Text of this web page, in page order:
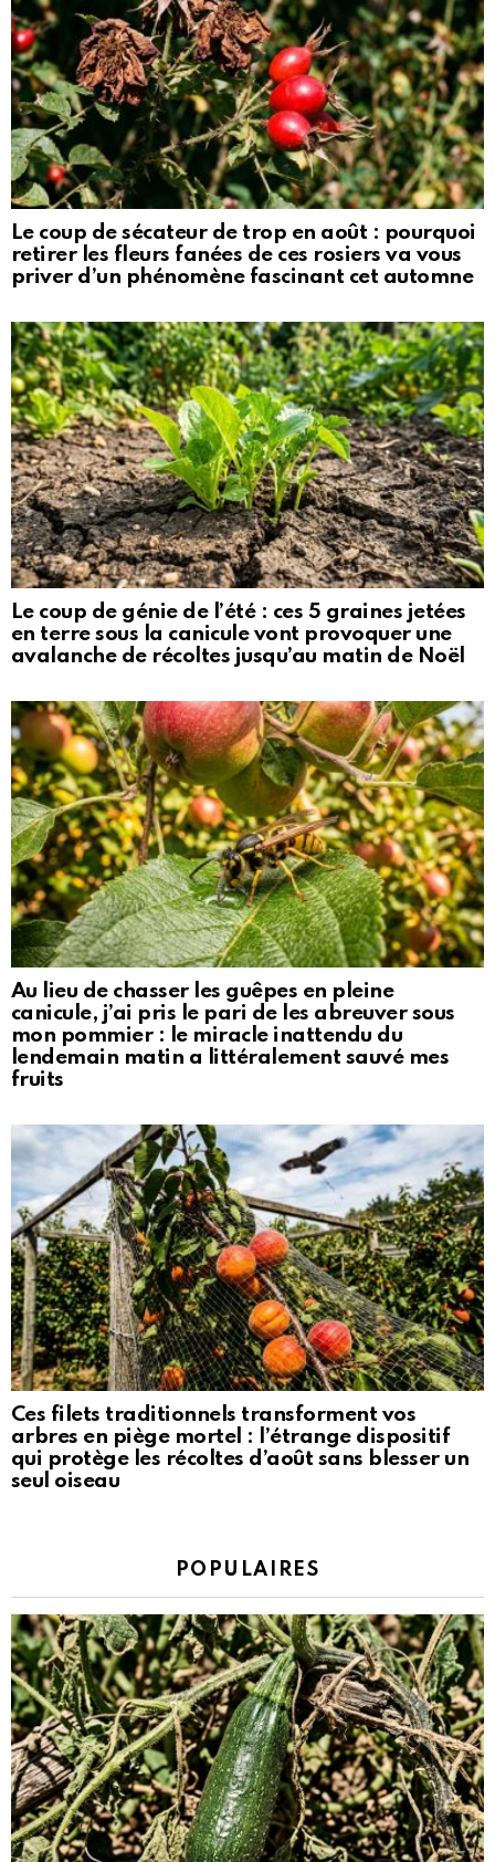
Le coup de sécateur de trop en août : pourquoi
retirer les fleurs fanées de ces rosiers va vous
priver d’un phénomène fascinant cet automne
Le coup de génie de l’été : ces 5 graines jetées
en terre sous la canicule vont provoquer une
avalanche de récoltes jusqu’au matin de Noël
Au lieu de chasser les guêpes en pleine
canicule, j’ai pris le pari de les abreuver sous
mon pommier : le miracle inattendu du
lendemain matin a littéralement sauvé mes
fruits
Ces filets traditionnels transforment vos
arbres en piège mortel : l’étrange dispositif
qui protège les récoltes d’août sans blesser un
seul oiseau
POPULAIRES